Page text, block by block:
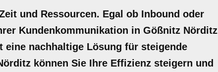
und Ressourcen. Egal ob Inbound oder
Kundenkommunikation in Gößnitz Nörditz
nachhaltige Lösung für steigende
können Sie Ihre Effizienz steigern und